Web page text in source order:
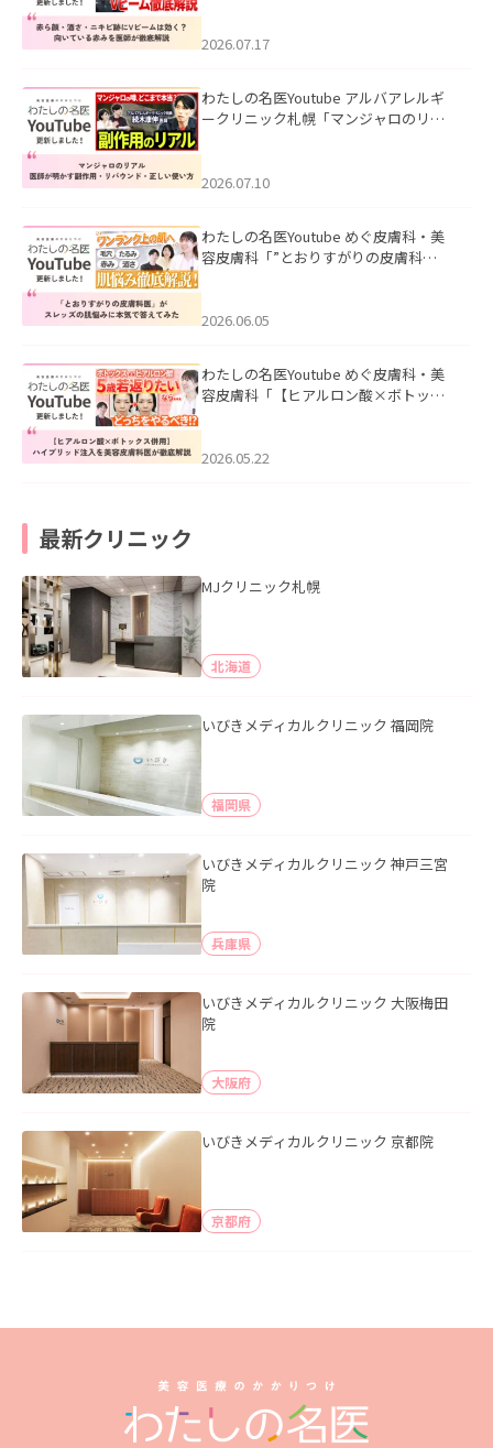
した。
2026.07.17
わたしの名医Youtube アルバアレルギ
ークリニック札幌「マンジャロのリア
た。
2026.07.10
わたしの名医Youtube めぐ皮膚科・美
容皮膚科「”とおりすがりの皮膚科
2026.06.05
わたしの名医Youtube めぐ皮膚科・美
容皮膚科「【ヒアルロン酸×ボトック
た。
2026.05.22
最新クリニック
MJクリニック札幌
北海道
いびきメディカルクリニック 福岡院
福岡県
いびきメディカルクリニック 神戸三宮
院
兵庫県
いびきメディカルクリニック 大阪梅田
院
大阪府
いびきメディカルクリニック 京都院
京都府